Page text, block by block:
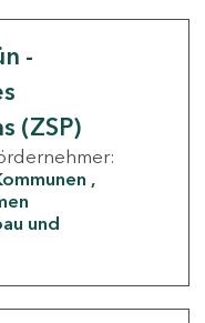
-
(ZSP)
und